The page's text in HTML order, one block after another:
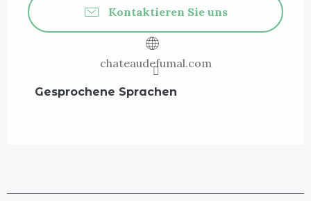
Kontaktieren Sie uns
chateaudefumal.com
Gesprochene Sprachen
Gesprochene Sprachen